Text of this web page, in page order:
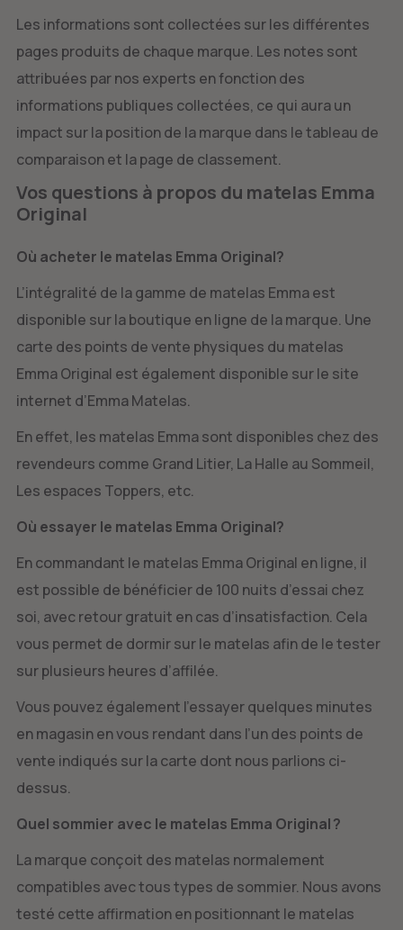
Les informations sont collectées sur les différentes
pages produits de chaque marque. Les notes sont
attribuées par nos experts en fonction des
informations publiques collectées, ce qui aura un
impact sur la position de la marque dans le tableau de
comparaison et la page de classement.
Vos questions à propos du matelas Emma
Original
Où acheter le matelas Emma Original?
L’intégralité de la gamme de matelas Emma est
disponible sur la boutique en ligne de la marque. Une
carte des points de vente physiques du matelas
Emma Original est également disponible sur le site
internet d’Emma Matelas.
En effet, les matelas Emma sont disponibles chez des
revendeurs comme Grand Litier, La Halle au Sommeil,
Les espaces Toppers, etc.
Où essayer le matelas Emma Original?
En commandant le matelas Emma Original en ligne, il
est possible de bénéficier de 100 nuits d’essai chez
soi, avec retour gratuit en cas d’insatisfaction. Cela
vous permet de dormir sur le matelas afin de le tester
sur plusieurs heures d’affilée.
Vous pouvez également l’essayer quelques minutes
en magasin en vous rendant dans l’un des points de
vente indiqués sur la carte dont nous parlions ci-
dessus.
Quel sommier avec le matelas Emma Original ?
La marque conçoit des matelas normalement
compatibles avec tous types de sommier. Nous avons
testé cette affirmation en positionnant le matelas